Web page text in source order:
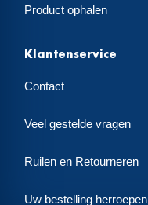
Product ophalen
Klantenservice
Contact
Veel gestelde vragen
Ruilen en Retourneren
Uw bestelling herroepen